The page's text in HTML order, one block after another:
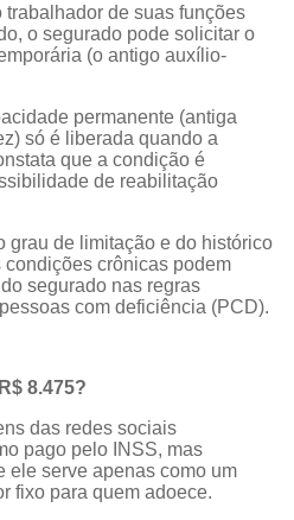
de suas funções
o segurado pode solicitar o
(o antigo auxílio-
permanente (antiga
só é liberada quando a
que a condição é
de reabilitação
grau de limitação e do histórico
crônicas podem
segurado nas regras
com deficiência (PCD).
8.475?
das redes sociais
pago pelo INSS, mas
ele serve apenas como um
fixo para quem adoece.